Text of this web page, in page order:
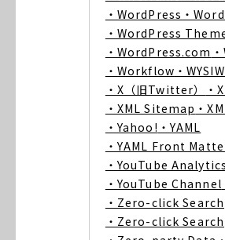
・WordPress ・
・WordPress
・WordPress.com
・Workflow ・
・X（旧Twitter）
・
・XML Sitemap ・
・Yahoo! ・YAML
・YAML Front
・YouTube Analytics
・YouTube Channel
・Zero-click Search
・Zero-click Search